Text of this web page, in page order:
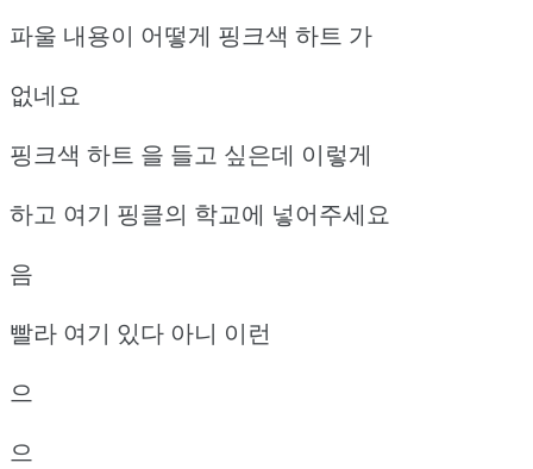
파울 내용이 어떻게 핑크색 하트 가
없네요
핑크색 하트 을 들고 싶은데 이렇게
하고 여기 핑클의 학교에 넣어주세요
음
빨라 여기 있다 아니 이런
으
으